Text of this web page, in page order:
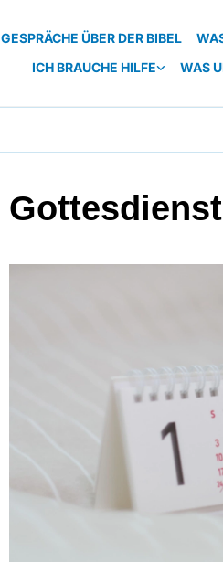
GESPRÄCHE ÜBER DER BIBEL
ICH BRAUCHE HILFE
WAS
Gottesdienst